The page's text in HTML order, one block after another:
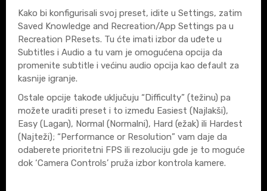
Kako bi konfigurisali svoj preset, idite u Settings, zatim
Saved Knowledge and Recreation/App Settings pa u
Recreation PResets. Tu ćte imati izbor da uđete u
Subtitles i Audio a tu vam je omogućena opcija da
promenite subtitle i većinu audio opcija kao default za
kasnije igranje.
Ostale opcije takođe uključuju “Difficulty” (težinu) pa
možete uraditi preset i to između Easiest (Najlakši),
Easy (Lagan), Normal (Normalni), Hard (ežak) ili Hardest
(Najteži); “Performance or Resolution” vam daje da
odaberete prioritetni FPS ili rezoluciju gde je to moguće
dok ‘Camera Controls’ pruža izbor kontrola kamere.